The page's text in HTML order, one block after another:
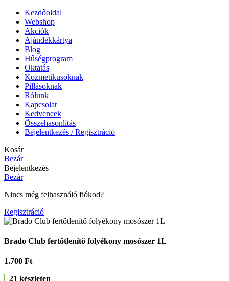
Kezdőoldal
Webshop
Akciók
Ajándékkártya
Blog
Hűségprogram
Oktatás
Kozmetikusoknak
Pillásoknak
Rólunk
Kapcsolat
Kedvencek
Összehasonlítás
Bejelentkezés / Regisztráció
Kosár
Bezár
Bejelentkezés
Bezár
Nincs még felhasználó fiókod?
Regisztráció
Brado Club fertőtlenítő folyékony mosószer 1L
1.700 Ft
21 készleten